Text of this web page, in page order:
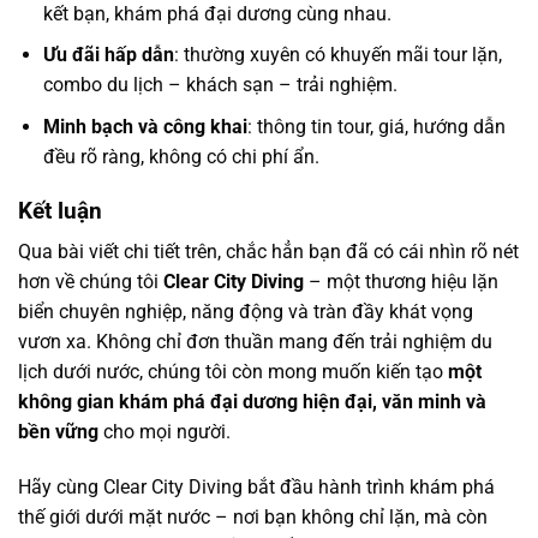
kết bạn, khám phá đại dương cùng nhau.
Ưu đãi hấp dẫn: thường xuyên có khuyến mãi tour lặn,
combo du lịch – khách sạn – trải nghiệm.
Minh bạch và công khai: thông tin tour, giá, hướng dẫn
đều rõ ràng, không có chi phí ẩn.
Kết luận
Qua bài viết chi tiết trên, chắc hẳn bạn đã có cái nhìn rõ nét
hơn về chúng tôi Clear City Diving – một thương hiệu lặn
biển chuyên nghiệp, năng động và tràn đầy khát vọng
vươn xa. Không chỉ đơn thuần mang đến trải nghiệm du
lịch dưới nước, chúng tôi còn mong muốn kiến tạo một
không gian khám phá đại dương hiện đại, văn minh và
bền vững cho mọi người.
Hãy cùng Clear City Diving bắt đầu hành trình khám phá
thế giới dưới mặt nước – nơi bạn không chỉ lặn, mà còn